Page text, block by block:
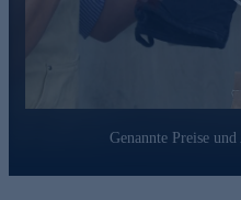
Genannte Preise